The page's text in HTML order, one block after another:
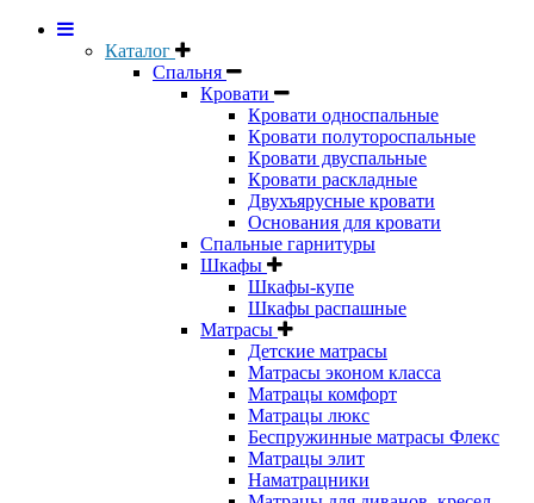
Каталог
Спальня
Кровати
Кровати односпальные
Кровати полутороспальные
Кровати двуспальные
Кровати раскладные
Двухъярусные кровати
Основания для кровати
Спальные гарнитуры
Шкафы
Шкафы-купе
Шкафы распашные
Матрасы
Детские матрасы
Матрасы эконом класса
Матрацы комфорт
Матрацы люкс
Беспружинные матрасы Флекс
Матрацы элит
Наматрацники